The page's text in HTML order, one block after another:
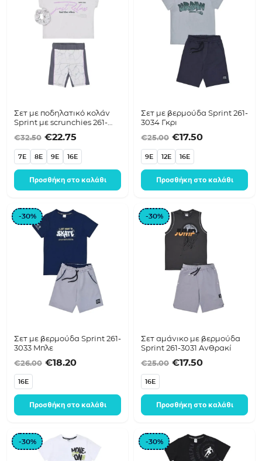
Σετ με ποδηλατικό κολάν
Sprint με scrunchies 261-
4018 Γκρι
€32.50 Original price was: €32.50.
€22.75 Η τρέχουσα τιμή είναι: €22.75.
7E 8E 9E 16E
Προσθήκη στο καλάθι
Σετ με βερμούδα Sprint 261-
3034 Γκρι
€25.00 Original price
€17.50Η τρέχουσα
9E 12E 16E
Προσθήκη στο καλάθι
-30%
Σετ με βερμούδα Sprint 261-
3033 Μπλε
€26.00 Original price was: €26.00.
€18.20Η τρέχουσα τιμή είναι: €18.20.
16E
Προσθήκη στο καλάθι
-30%
Σετ αμάνικο με βερμούδα
Sprint 261-3031 Ανθρακί
€25.00 Original price
€17.50Η τρέχουσα
16E
Προσθήκη στο καλάθι
-30% -30%